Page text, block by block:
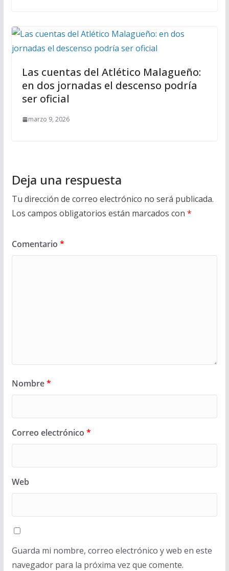
Las cuentas del Atlético Malagueño:
en dos jornadas el descenso podría
ser oficial
marzo 9, 2026
Deja una respuesta
Tu dirección de correo electrónico no será publicada.
Los campos obligatorios están marcados con *
Comentario *
Nombre*
Correo electrónico *
Web
Guarda mi nombre, correo electrónico y web en este
navegador para la próxima vez que comente.